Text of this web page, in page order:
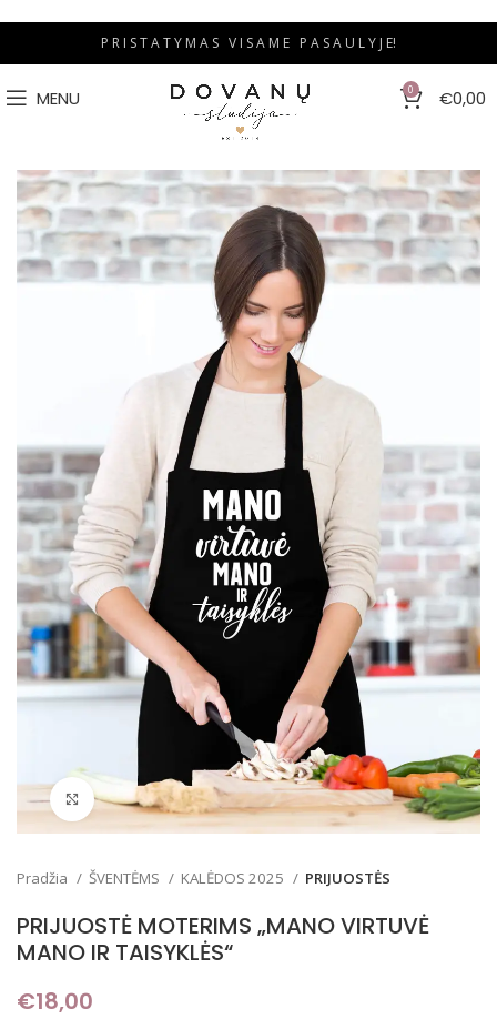
P R I S T A T Y M A S V I S A M E P A S A U L Y J E!
MENU 0 €0,00
Padidinti
Pradžia ŠVENTĖMS KALĖDOS 2025 PRIJUOSTĖS
PRIJUOSTĖ MOTERIMS „MANO VIRTUVĖ
MANO IR TAISYKLĖS“
€18,00